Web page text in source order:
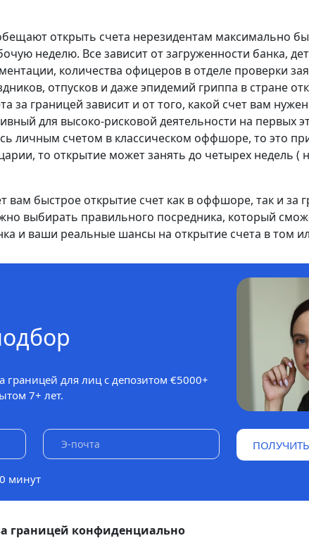
открыть счета нерезидентам максимально
неделю. Все зависит от загруженности банка,
количества офицеров в отделе проверки
отпусков и даже эпидемий гриппа в стране
за границей зависит и от того, какой счет вам
для высоко-рисковой деятельности на первых
личным счетом в классическом оффшоре, то это
то открытие может занять до четырех недель (
вам быстрое открытие счет как в оффшоре, так и за
выбирать правильного посредника, который
и ваши реальные шансы на открытие счета в том
границей для лиц с депозитом €5000+
7+ лет.
минут
границей конфиденциально